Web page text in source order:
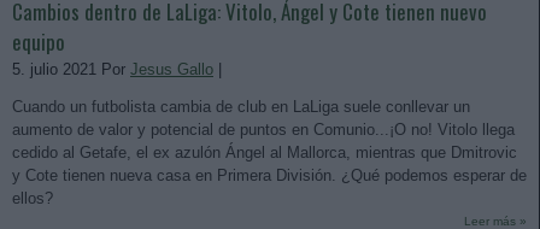
Cambios dentro de LaLiga: Vitolo, Ángel y Cote tienen nuevo
equipo
5. julio 2021 Por Jesus Gallo
Cuando un futbolista cambia de club en LaLiga suele conllevar un
aumento de valor y potencial de puntos en Comunio...¡O no! Vitolo llega
cedido al Getafe, el ex azulón Ángel al Mallorca, mientras que Dmitrovic
y Cote tienen nueva casa en Primera División. ¿Qué podemos esperar de
ellos?
Leer más »